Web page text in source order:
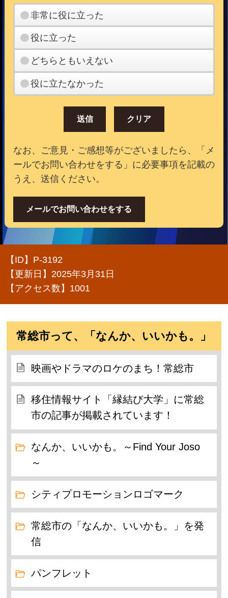
非常に役に立った
役に立った
どちらともいえない
役に立たなかった
なお、ご意見・ご感想等がございましたら、「メ
ールでお問い合わせをする」に必要事項を記載の
うえ、送信ください。
メールでお問い合わせをする
【ID】 P-3192
【更新日】2025年3月31日
【アクセス数】 1001
常総市って、「なんか、いいかも。」
映画やドラマのロケのまち！常総市
移住情報サイト「縁結び大学」に常総
市の記事が掲載されています！
なんか、いいかも。～Find Your Joso
～
シティプロモーションロゴマーク
常総市の「なんか、いいかも。」を発
信
パンフレット